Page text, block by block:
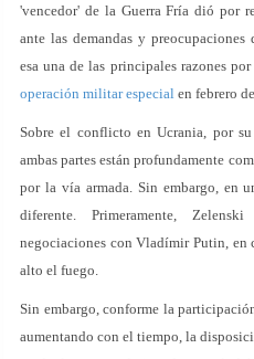
'vencedor' de la Guerra Fría dió por
ante las demandas y
esa una de las principales razones
operación militar especial en febrero
Sobre el conflicto en Ucrania, por
ambas partes están profundamente
por la vía armada. Sin embargo, en
diferente. Primeramente,
negociaciones con Vladímir Putin, en
alto el fuego.
Sin embargo, conforme la
aumentando con el tiempo, la